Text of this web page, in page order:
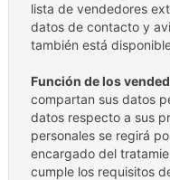
lista de vendedores
datos de contacto y
también está
Función de los
compartan sus datos
datos respecto a sus
personales se regirá
encargado del
cumple los requisitos